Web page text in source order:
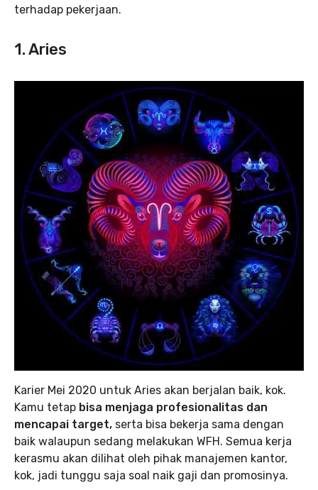
terhadap pekerjaan.
1. Aries
Karier Mei 2020 untuk Aries akan berjalan baik, kok.
Kamu tetap bisa menjaga profesionalitas dan
mencapai target, serta bisa bekerja sama dengan
baik walaupun sedang melakukan WFH. Semua kerja
kerasmu akan dilihat oleh pihak manajemen kantor,
kok, jadi tunggu saja soal naik gaji dan promosinya.